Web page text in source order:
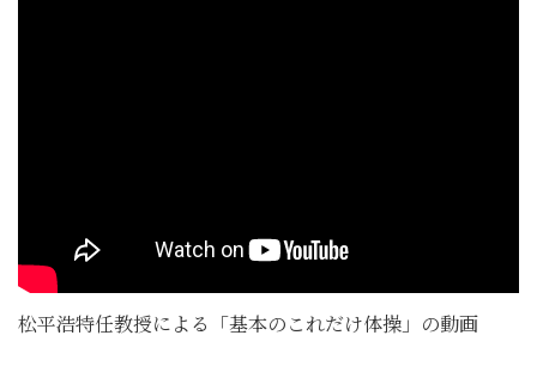
松平浩特任教授による「基本のこれだけ体操」の動画